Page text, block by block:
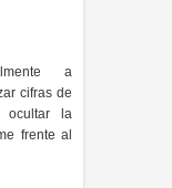
a
cifras de
ocultar la
frente al